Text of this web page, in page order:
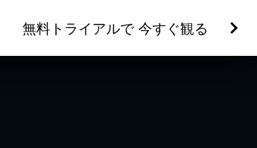
無料トライアルで 今すぐ観る